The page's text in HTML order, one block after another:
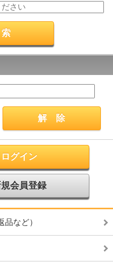
グイン
会員登録
など）